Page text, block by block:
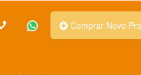
Comprar Novo